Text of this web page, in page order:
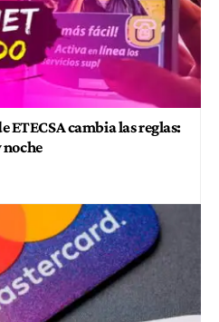
ETECSA cambia las reglas: